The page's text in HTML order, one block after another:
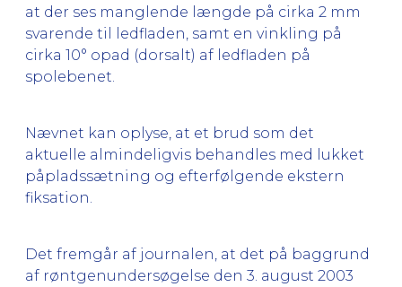
at der ses manglende længde på cirka 2 mm
svarende til ledfladen, samt en vinkling på
cirka 10° opad (dorsalt) af ledfladen på
spolebenet.
Nævnet kan oplyse, at et brud som det
aktuelle almindeligvis behandles med lukket
påpladssætning og efterfølgende ekstern
fiksation.
Det fremgår af journalen, at det på baggrund
af røntgenundersøgelse den 3. august 2003